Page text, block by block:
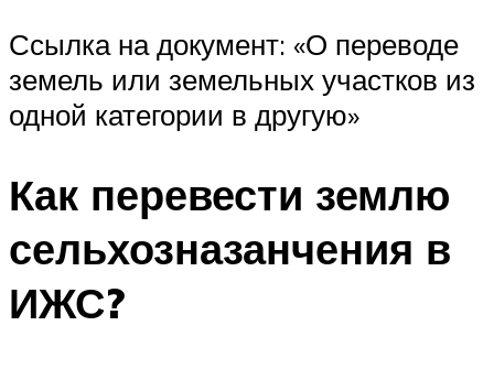
Ссылка на документ: «О переводе
земель или земельных участков из
одной категории в другую»
Как перевести землю
сельхозназанчения в
ИЖС?